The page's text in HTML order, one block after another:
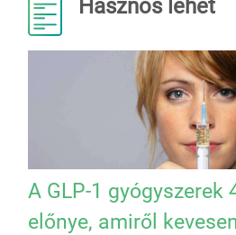
Hasznos lehet
A GLP-1 gyógyszerek
előnye, amiről kevesen